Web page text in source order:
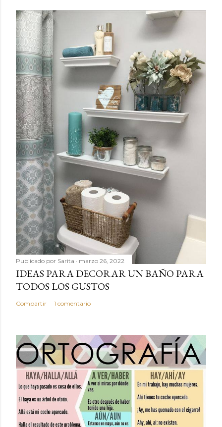
Publicado por Sarita marzo 26, 2022
IDEAS PARA DECORAR UN BAÑO PARA
TODOS LOS GUSTOS
Compartir 1 comentario